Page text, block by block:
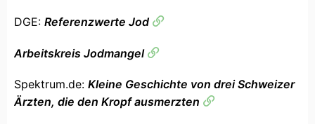
DGE: Referenzwerte Jod
Arbeitskreis Jodmangel
Spektrum.de: Kleine Geschichte von drei Schweizer
Ärzten, die den Kropf ausmerzten